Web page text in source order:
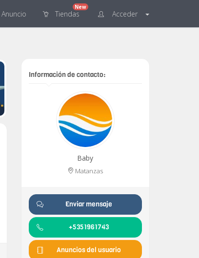
Anuncio Tiendas
New
Acceder
Información de contacto:
Baby
Matanzas
Enviar mensaje
+5351961743
Anuncios del usuario